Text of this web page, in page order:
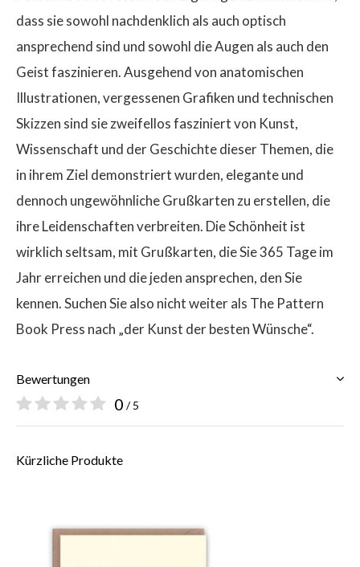
dass sie sowohl nachdenklich als auch optisch
ansprechend sind und sowohl die Augen als auch den
Geist faszinieren. Ausgehend von anatomischen
Illustrationen, vergessenen Grafiken und technischen
Skizzen sind sie zweifellos fasziniert von Kunst,
Wissenschaft und der Geschichte dieser Themen, die
in ihrem Ziel demonstriert wurden, elegante und
dennoch ungewöhnliche Grußkarten zu erstellen, die
ihre Leidenschaften verbreiten. Die Schönheit ist
wirklich seltsam, mit Grußkarten, die Sie 365 Tage im
Jahr erreichen und die jeden ansprechen, den Sie
kennen. Suchen Sie also nicht weiter als The Pattern
Book Press nach „der Kunst der besten Wünsche“.
Bewertungen
0 / 5
Kürzliche Produkte